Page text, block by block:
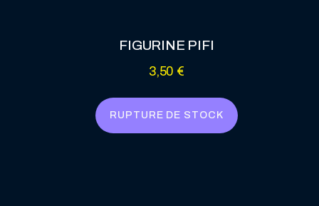
FIGURINE PIFI
3,50 €
RUPTURE DE STOCK